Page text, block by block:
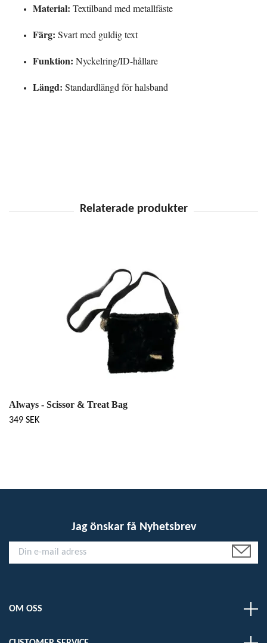
Material: Textilband med metallfäste
Färg: Svart med guldig text
Funktion: Nyckelring/ID-hållare
Längd: Standardlängd för halsband
Always - Scissor & Treat Bag
349 SEK
Jag önskar få Nyhetsbrev
OM OSS